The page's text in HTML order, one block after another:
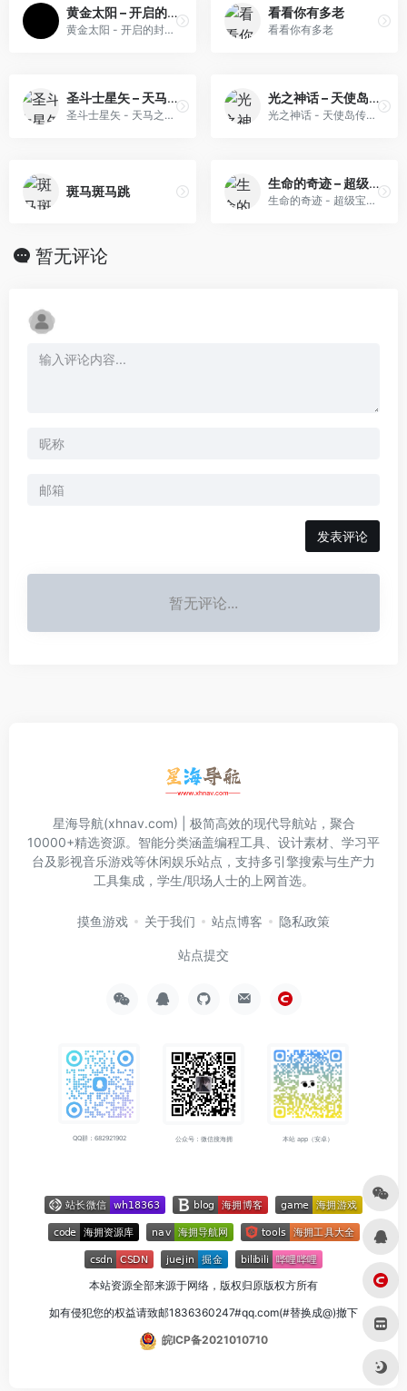
黄金太阳 – 开启的封印[a_nderw+Hambaka](2024新汉化版公测版)(简)(JP)(88Mb)
黄金太阳 - 开启的封印[a_nderw+Hambaka](2024新汉化版公测版)(简)(JP)(88Mb)
看看你有多老
看看你有多老
圣斗士星矢 – 天马之幻想(简)[南晶科技](CN)[RPG](16Mb)
圣斗士星矢 - 天马之幻想(简)[南晶科技](CN)[RPG](16Mb)
光之神话 – 天使岛传说(简)[MS](UE)[ACT](1Mb)
光之神话 - 天使岛传说(简)[MS](UE)[ACT](1Mb)
斑马斑马跳
生命的奇迹 – 超级宝宝(简)[MS](JP)[ACT](2Mb)
生命的奇迹 - 超级宝宝(简)[MS](JP)[ACT](2Mb)
暂无评论
发表评论
暂无评论...
星海导航(xhnav.com) | 极简高效的现代导航站，聚合
10000+精选资源。智能分类涵盖编程工具、设计素材、学习平
台及影视音乐游戏等休闲娱乐站点，支持多引擎搜索与生产力
工具集成，学生/职场人士的上网首选。
摸鱼游戏 关于我们 站点博客 隐私政策
站点提交
QQ群：682921902 公众号：微信搜海拥 本站 app（安卓）
本站资源全部来源于网络，版权归原版权方所有
如有侵犯您的权益请致邮1836360247#qq.com(#替换成@)撤下
皖ICP备2021010710